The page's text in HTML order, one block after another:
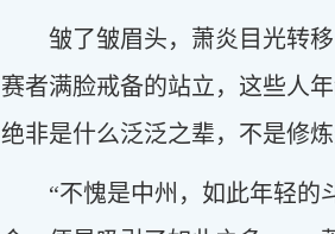
皱了皱眉头，萧炎目光转
赛者满脸戒备的站立，这些人
绝非是什么泛泛之辈，不是修
“不愧是中州，如此年轻的